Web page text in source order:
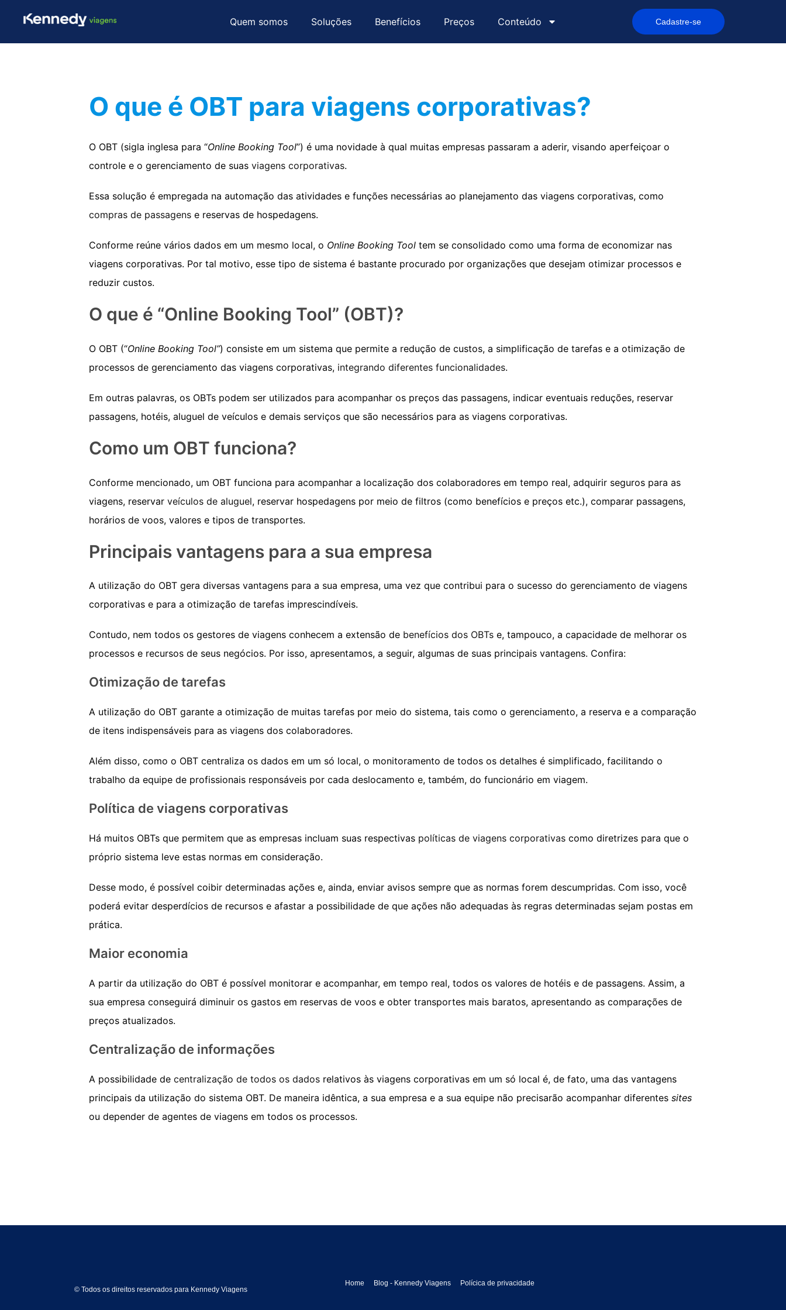
Quem somos Soluções Benefícios Preços Conteúdo Cadastre-se
O que é OBT para viagens corporativas?
O OBT (sigla inglesa para “Online Booking Tool”) é uma novidade à qual muitas empresas passaram a aderir, visando aperfeiçoar o
controle e o gerenciamento de suas viagens corporativas.
Essa solução é empregada na automação das atividades e funções necessárias ao planejamento das viagens corporativas, como
compras de passagens e reservas de hospedagens.
Conforme reúne vários dados em um mesmo local, o Online Booking Tool tem se consolidado como uma forma de economizar nas
viagens corporativas. Por tal motivo, esse tipo de sistema é bastante procurado por organizações que desejam otimizar processos e
reduzir custos.
O que é “Online Booking Tool” (OBT)?
O OBT (“Online Booking Tool”) consiste em um sistema que permite a redução de custos, a simplificação de tarefas e a otimização de
processos de gerenciamento das viagens corporativas, integrando diferentes funcionalidades.
Em outras palavras, os OBTs podem ser utilizados para acompanhar os preços das passagens, indicar eventuais reduções, reservar
passagens, hotéis, aluguel de veículos e demais serviços que são necessários para as viagens corporativas.
Como um OBT funciona?
Conforme mencionado, um OBT funciona para acompanhar a localização dos colaboradores em tempo real, adquirir seguros para as
viagens, reservar veículos de aluguel, reservar hospedagens por meio de filtros (como benefícios e preços etc.), comparar passagens,
horários de voos, valores e tipos de transportes.
Principais vantagens para a sua empresa
A utilização do OBT gera diversas vantagens para a sua empresa, uma vez que contribui para o sucesso do gerenciamento de viagens
corporativas e para a otimização de tarefas imprescindíveis.
Contudo, nem todos os gestores de viagens conhecem a extensão de benefícios dos OBTs e, tampouco, a capacidade de melhorar os
processos e recursos de seus negócios. Por isso, apresentamos, a seguir, algumas de suas principais vantagens. Confira:
Otimização de tarefas
A utilização do OBT garante a otimização de muitas tarefas por meio do sistema, tais como o gerenciamento, a reserva e a comparação
de itens indispensáveis para as viagens dos colaboradores.
Além disso, como o OBT centraliza os dados em um só local, o monitoramento de todos os detalhes é simplificado, facilitando o
trabalho da equipe de profissionais responsáveis por cada deslocamento e, também, do funcionário em viagem.
Política de viagens corporativas
Há muitos OBTs que permitem que as empresas incluam suas respectivas políticas de viagens corporativas como diretrizes para que o
próprio sistema leve estas normas em consideração.
Desse modo, é possível coibir determinadas ações e, ainda, enviar avisos sempre que as normas forem descumpridas. Com isso, você
poderá evitar desperdícios de recursos e afastar a possibilidade de que ações não adequadas às regras determinadas sejam postas em
prática.
Maior economia
A partir da utilização do OBT é possível monitorar e acompanhar, em tempo real, todos os valores de hotéis e de passagens. Assim, a
sua empresa conseguirá diminuir os gastos em reservas de voos e obter transportes mais baratos, apresentando as comparações de
preços atualizados.
Centralização de informações
A possibilidade de centralização de todos os dados relativos às viagens corporativas em um só local é, de fato, uma das vantagens
principais da utilização do sistema OBT. De maneira idêntica, a sua empresa e a sua equipe não precisarão acompanhar diferentes sites
ou depender de agentes de viagens em todos os processos.
© Todos os direitos reservados para Kennedy Viagens
Home Blog - Kennedy Viagens Polícica de privacidade